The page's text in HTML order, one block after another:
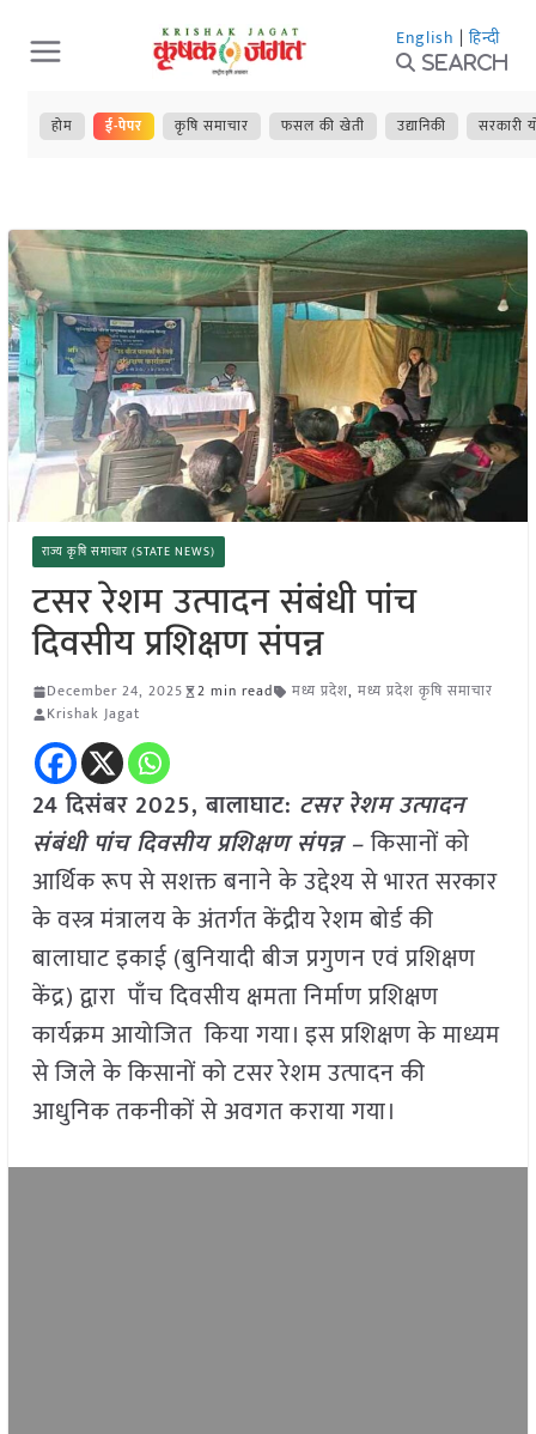
Skip
to
content
English | हिन्दी
Search
होम ई-पेपर कृषि समाचार फसल की खेती उद्यानिकी सरकारी
राज्य कृषि समाचार (STATE NEWS)
टसर रेशम उत्पादन संबंधी पांच
दिवसीय प्रशिक्षण संपन्न
December 24, 2025 2 min read मध्य प्रदेश, मध्य प्रदेश कृषि समाचार
Krishak Jagat
24 दिसंबर 2025,बालाघाट: टसर रेशम उत्पादन
संबंधी पांच दिवसीय प्रशिक्षण संपन्न –किसानों को
आर्थिक रूप से सशक्त बनाने के उद्देश्य से भारत सरकार
के वस्त्र मंत्रालय के अंतर्गत केंद्रीय रेशम बोर्ड की
बालाघाट इकाई (बुनियादी बीज प्रगुणन एवं प्रशिक्षण
केंद्र) द्वारा पाँच दिवसीय क्षमता निर्माण प्रशिक्षण
कार्यक्रम आयोजित किया गया। इस प्रशिक्षण के माध्यम
से जिले के किसानों को टसर रेशम उत्पादन की
आधुनिक तकनीकों से अवगत कराया गया।